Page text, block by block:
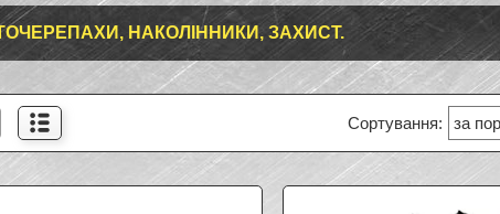
НАКОЛІННИКИ, ЗАХИСТ.